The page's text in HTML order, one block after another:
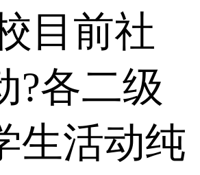
目前社
?各二级
生活动纯